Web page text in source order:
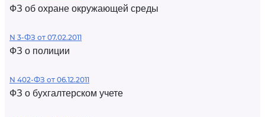
ФЗ об охране окружающей среды
N 3-ФЗ от 07.02.2011
ФЗ о полиции
N 402-ФЗ от 06.12.2011
ФЗ о бухгалтерском учете